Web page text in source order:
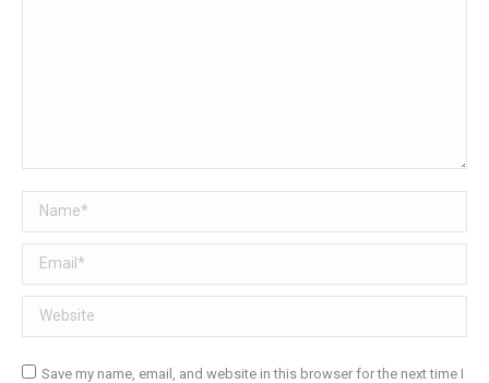
Name *
Email *
Website
Save my name, email, and website in this browser for the next time I